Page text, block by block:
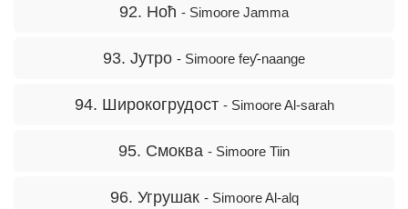
92. Ноћ - Simoore Jamma
93. Јутро - Simoore feƴ-naange
94. Широкогрудост - Simoore Al-sarah
95. Смоква - Simoore Tiin
96. Угрушак - Simoore Al-alq